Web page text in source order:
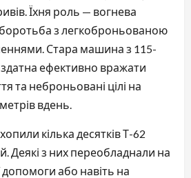
Їхня роль — вогнева
боротьба з легкоброньованою
Стара машина з 115-
ефективно вражати
та неброньовані цілі на
вдень.
кілька десятків Т-62
Деякі з них переобладнали на
або навіть на